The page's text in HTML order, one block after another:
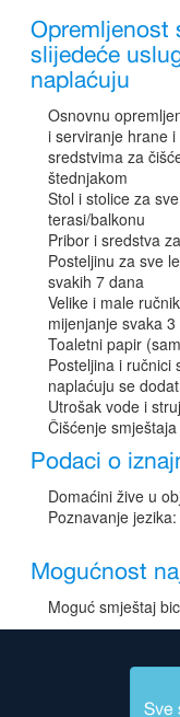
Opremljenost
slijedeće
naplaćuju
Osnovnu
i serviranje hrane
sredstvima za
štednjakom
Stol i stolice za
terasi/balkonu
Pribor i sredstva
Posteljinu za sve
svakih 7 dana
Velike i male
mijenjanje svaka 3
Toaletni papir
Posteljina i ručnici
naplaćuju se
Utrošak vode i
Čišćenje
Podaci o
Domaćini žive u
Poznavanje
Mogućnost
Moguć smještaj
Sve